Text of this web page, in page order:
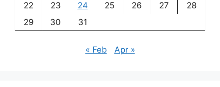
22
23 24 25 26 27
28
29
30 31
« Feb Apr »